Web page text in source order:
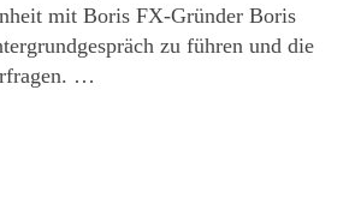
mit Boris FX-Gründer Boris
zu führen und die
…